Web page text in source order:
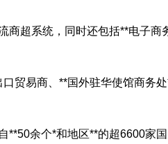
商超系统，同时还包括**电子
贸易商、**国外驻华使馆商务
**50余个*和地区**的超6600家